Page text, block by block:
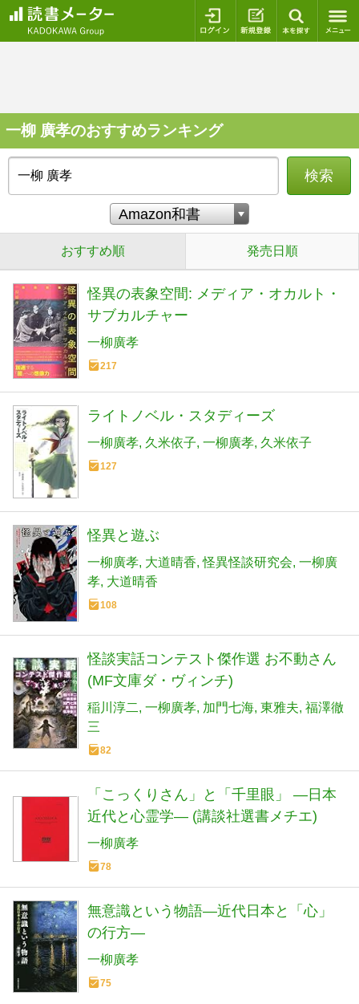
ログイン 新規登録
一柳 廣孝のおすすめランキング
検索
おすすめ順 発売日順
怪異の表象空間: メディア・オカルト・
サブカルチャー
一柳廣孝
217
ライトノベル・スタディーズ
一柳廣孝 久米依子 一柳廣孝 久米依子
127
怪異と遊ぶ
一柳廣孝 大道晴香 怪異怪談研究会 一柳廣
孝 大道晴香
108
怪談実話コンテスト傑作選 お不動さん
(MF文庫ダ・ヴィンチ)
稲川淳二 一柳廣孝 加門七海 東雅夫 福澤徹
三
82
「こっくりさん」と「千里眼」 ―日本
近代と心霊学― (講談社選書メチエ)
一柳廣孝
78
無意識という物語―近代日本と「心」
の行方―
一柳廣孝
75